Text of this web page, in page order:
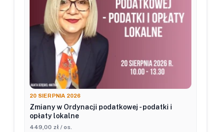
20 SIERPNIA 2026
Zmiany w Ordynacji podatkowej - podatki i
opłaty lokalne
449,00 zł / os.